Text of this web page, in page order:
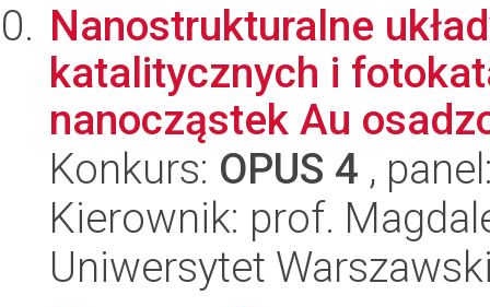
Nanostrukturalne
katalitycznych i
nanocząstek Au
Konkurs: OPUS 4 ,
Kierownik: prof.
Uniwersytet